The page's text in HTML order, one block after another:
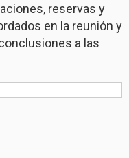
reservas y
en la reunión y
a las